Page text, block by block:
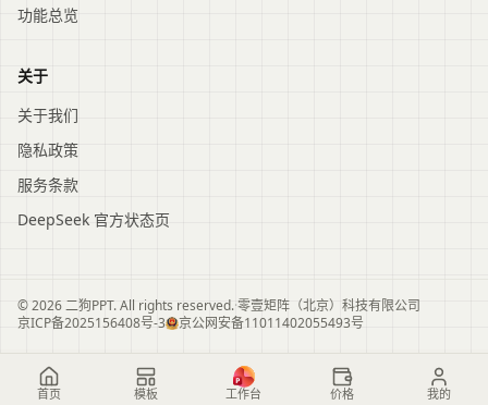
功能总览
关于
关于我们
隐私政策
服务条款
DeepSeek 官方状态页
© 2026 二狗PPT. All rights reserved.·零壹矩阵（北京）科技有限公司
京ICP备2025156408号-3
京公网安备11011402055493号
首页 模板 工作台 价格 我的